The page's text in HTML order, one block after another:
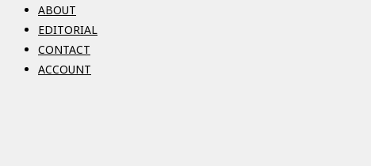
ABOUT
EDITORIAL
CONTACT
ACCOUNT